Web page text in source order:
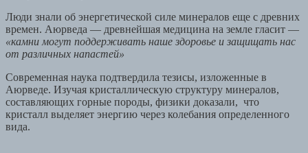
Люди знали об энергетической силе минералов еще с древних
времен. Аюрведа — древнейшая медицина на земле гласит —
«камни могут поддерживать наше здоровье и защищать нас
от различных напастей»
Современная наука подтвердила тезисы, изложенные в
Аюрведе. Изучая кристаллическую структуру минералов,
составляющих горные породы, физики доказали, что
кристалл выделяет энергию через колебания определенного
вида.